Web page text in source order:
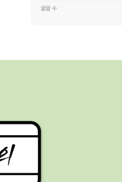
글꼴 수